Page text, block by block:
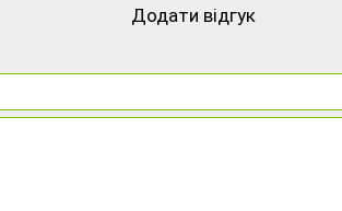
Додати відгук